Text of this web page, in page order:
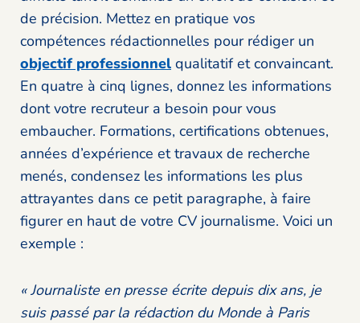
de précision. Mettez en pratique vos
compétences rédactionnelles pour rédiger un
objectif professionnel qualitatif et convaincant.
En quatre à cinq lignes, donnez les informations
dont votre recruteur a besoin pour vous
embaucher. Formations, certifications obtenues,
années d’expérience et travaux de recherche
menés, condensez les informations les plus
attrayantes dans ce petit paragraphe, à faire
figurer en haut de votre CV journalisme. Voici un
exemple :
« Journaliste en presse écrite depuis dix ans, je
suis passé par la rédaction du Monde à Paris